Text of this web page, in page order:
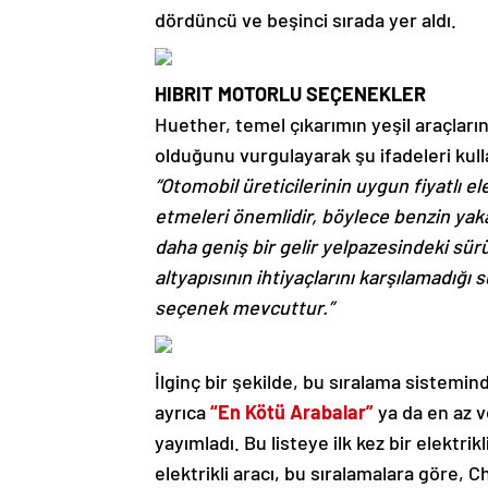
dördüncü ve beşinci sırada yer aldı.
HIBRIT MOTORLU SEÇENEKLER
Huether, temel çıkarımın yeşil
olduğunu vurgulayarak şu ifadeleri
“Otomobil üreticilerinin uygun fiyatlı
etmeleri önemlidir, böylece benzin
daha geniş bir gelir yelpazesindeki
altyapısının ihtiyaçlarını
seçenek mevcuttur.”
İlginç bir şekilde, bu sıralama
ayrıca“En Kötü Arabalar”ya da en az
yayımladı. Bu listeye ilk kez bir
elektrikli aracı, bu sıralamalara göre,